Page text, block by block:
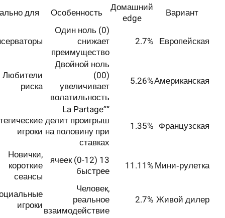
Вариант
Домашний
edge
Особенность
для
Европейская
2.7%
Один ноль (0)
снижает
преимущество
Американская
5.26%
Двойной ноль
(00)
увеличивает
волатильность
Любители
риска
Французская
1.35%
“La Partage”
делит проигрыш
на половину при
ставках
игроки
Мини‑рулетка
11.11%
13 ячеек (0-12)
быстрее
Новички,
короткие
сеансы
Живой дилер
2.7%
Человек,
реальное
взаимодействие
игроки